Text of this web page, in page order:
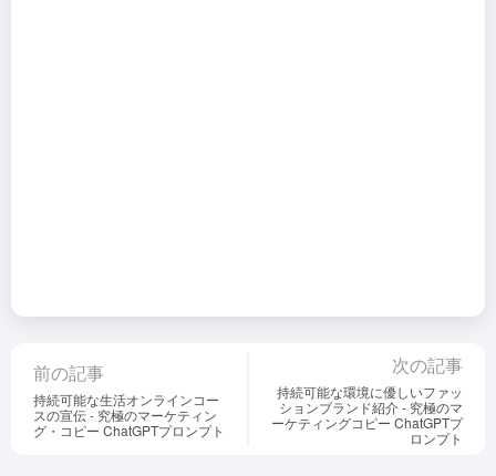
前の記事
持続可能な生活オンラインコー
スの宣伝 - 究極のマーケティン
グ・コピー ChatGPTプロンプト
次の記事
持続可能な環境に優しいファッ
ションブランド紹介 - 究極のマ
ーケティングコピー ChatGPTプ
ロンプト